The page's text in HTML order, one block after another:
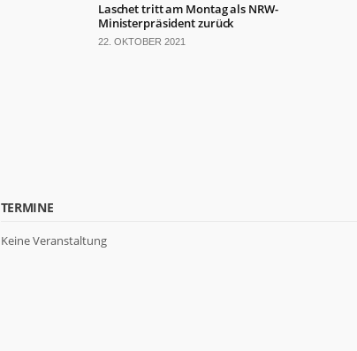
Laschet tritt am Montag als NRW-
Ministerpräsident zurück
22. OKTOBER 2021
TERMINE
Keine Veranstaltung